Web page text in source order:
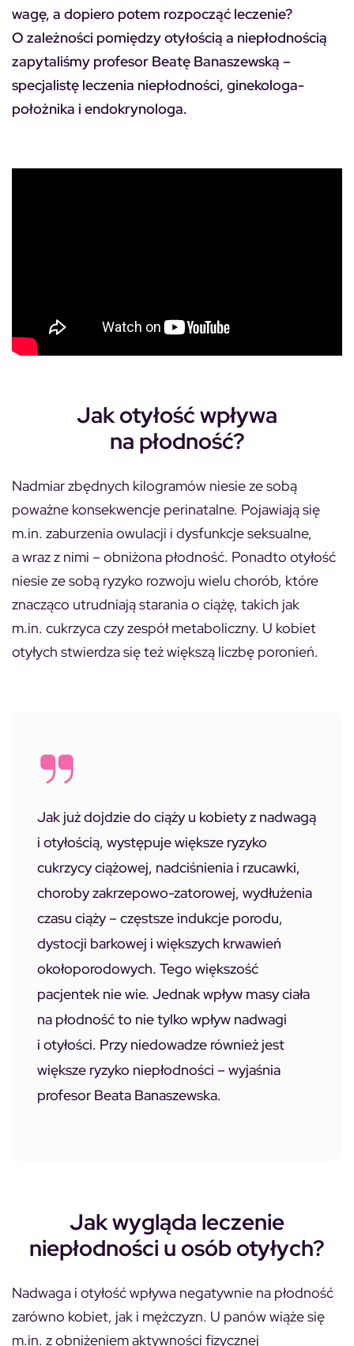
wagę, a dopiero potem rozpocząć leczenie?
O zależności pomiędzy otyłością a niepłodnością
zapytaliśmy profesor Beatę Banaszewską –
specjalistę leczenia niepłodności, ginekologa-
położnika i endokrynologa.
Jak otyłość wpływa
na płodność?
Nadmiar zbędnych kilogramów niesie ze sobą
poważne konsekwencje perinatalne. Pojawiają się
m.in. zaburzenia owulacji i dysfunkcje seksualne,
a wraz z nimi – obniżona płodność. Ponadto otyłość
niesie ze sobą ryzyko rozwoju wielu chorób, które
znacząco utrudniają starania o ciążę, takich jak
m.in. cukrzyca czy zespół metaboliczny. U kobiet
otyłych stwierdza się też większą liczbę poronień.
Jak już dojdzie do ciąży u kobiety z nadwagą
i otyłością, występuje większe ryzyko
cukrzycy ciążowej, nadciśnienia i rzucawki,
choroby zakrzepowo-zatorowej, wydłużenia
czasu ciąży – częstsze indukcje porodu,
dystocji barkowej i większych krwawień
okołoporodowych. Tego większość
pacjentek nie wie. Jednak wpływ masy ciała
na płodność to nie tylko wpływ nadwagi
i otyłości. Przy niedowadze również jest
większe ryzyko niepłodności – wyjaśnia
profesor Beata Banaszewska.
Jak wygląda leczenie
niepłodności u osób otyłych?
Nadwaga i otyłość wpływa negatywnie na płodność
zarówno kobiet, jak i mężczyzn. U panów wiąże się
m.in. z obniżeniem aktywności fizycznej